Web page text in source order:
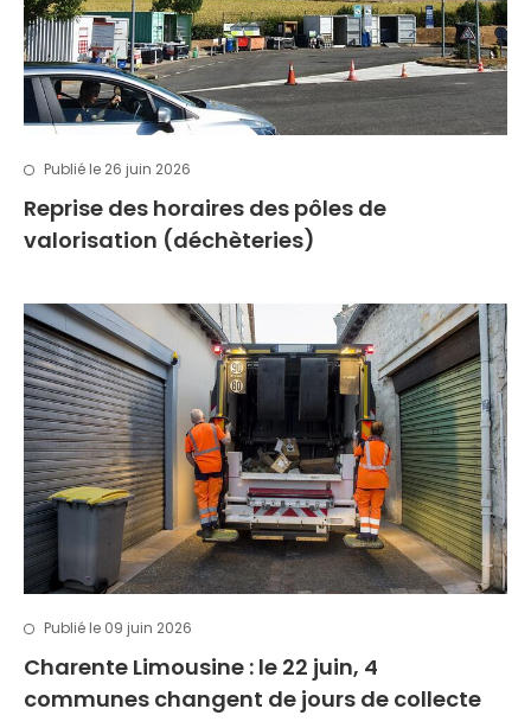
Publié le 26 juin 2026
Reprise des horaires des pôles de
valorisation (déchèteries)
Publié le 09 juin 2026
Charente Limousine : le 22 juin, 4
communes changent de jours de collecte